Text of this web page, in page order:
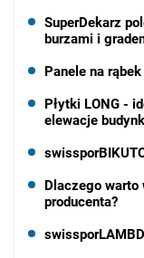
SuperDekarz
burzami i
Panele na
Płytki LONG -
elewacje
Dlaczego
producenta?